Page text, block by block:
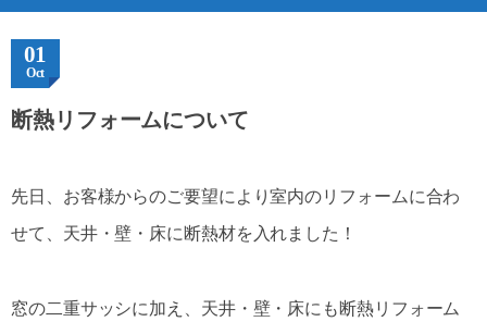
01
Oct
断熱リフォームについて
先日、お客様からのご要望により室内のリフォームに合わ
せて、天井・壁・床に断熱材を入れました！
窓の二重サッシに加え、天井・壁・床にも断熱リフォーム